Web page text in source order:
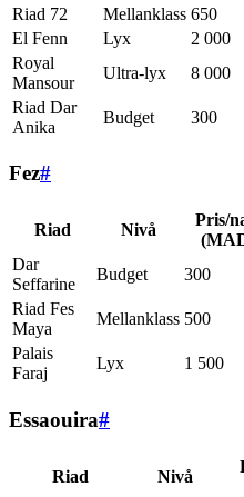
Riad 72
Mellanklass 650
El Fenn
Lyx 2 000
Royal
Mansour
Ultra-lyx 8 000
Riad Dar
Anika
Budget 300
Fez#
Riad Nivå
Pris/
Dar
Seffarine
Budget 300
Riad Fes
Maya
Mellanklass 500
Palais
Faraj
Lyx 1 500
Essaouira#
Riad Nivå